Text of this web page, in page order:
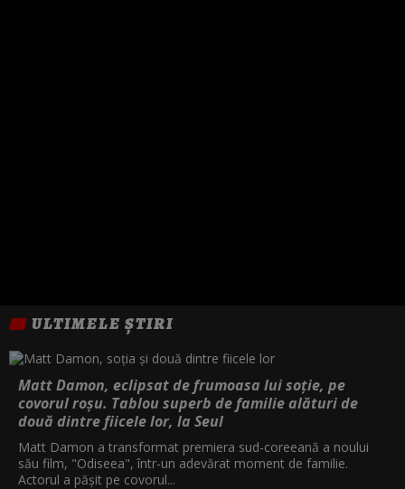
ULTIMELE ȘTIRI
Matt Damon, eclipsat de frumoasa lui soție, pe
covorul roșu. Tablou superb de familie alături de
două dintre fiicele lor, la Seul
Matt Damon a transformat premiera sud-coreeană a noului
său film, "Odiseea", într-un adevărat moment de familie.
Actorul a pășit pe covorul...